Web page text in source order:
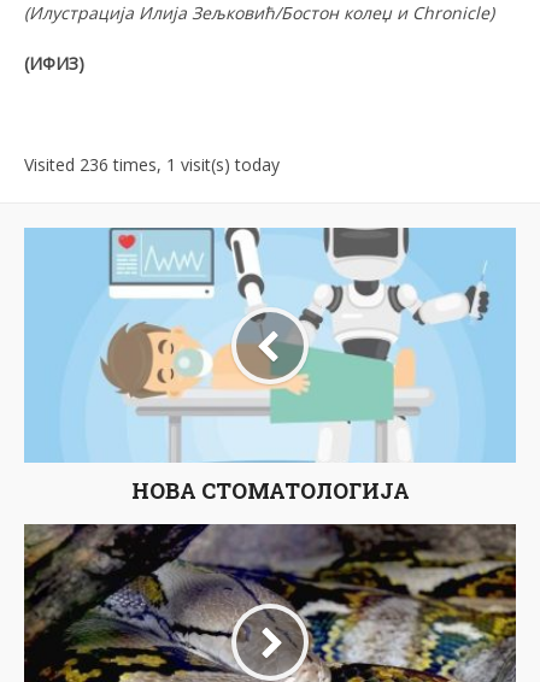
(Илустрација Илија Зељковић/Бостон колеџ и Chronicle)
(ИФИЗ)
Visited 236 times, 1 visit(s) today
НОВА СТОМАТОЛОГИЈА